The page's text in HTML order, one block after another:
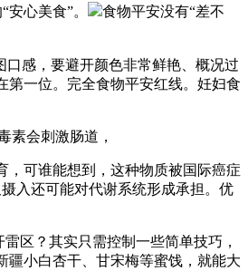
心美食”。
食物平安没有“差不
感，要避开颜色非常鲜艳、概况过
第一位。完全食物平安红线。妊妇食
素会刺激肠道，
可谁能想到，这种物质被国际癌症
入还可能对代谢系统形成承担。优
区？其实只需控制一些简单技巧，
疆小白杏干、甘宋梅等蜜饯，就能大